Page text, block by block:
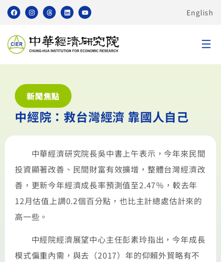
English
新聞焦點
中經院：救台灣經濟 靠國人自己
中華經濟研究院長吳中書上午表示，今年來民間
投資顯著改善、民間財富有效擴增，整體台灣經濟改
善，更新今年經濟成長率預測值至2.47％，較去年
12月估值上調0.2個百分點，也比主計總處估計來的
高一些。
中經院經濟展望中心主任彭素玲指出，今年成長
模式偏重內需，與去（2017）年的仰賴外貿略有不